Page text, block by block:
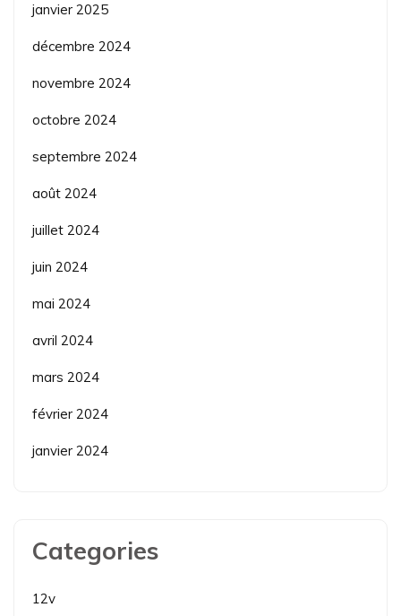
janvier 2025
décembre 2024
novembre 2024
octobre 2024
septembre 2024
août 2024
juillet 2024
juin 2024
mai 2024
avril 2024
mars 2024
février 2024
janvier 2024
Categories
12v